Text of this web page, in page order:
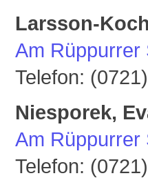
Larsson-
Am Rüppurrer
Telefon:
Niesporek,
Am Rüppurrer
Telefon: